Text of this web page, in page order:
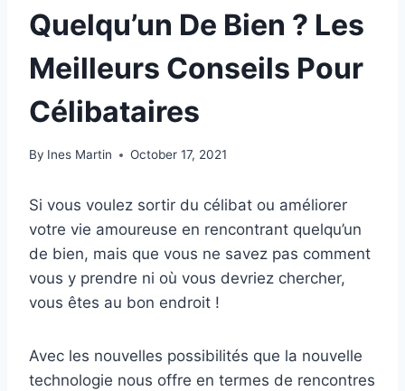
Quelqu’un De Bien ? Les
Meilleurs Conseils Pour
Célibataires
By Ines Martin October 17, 2021
Si vous voulez sortir du célibat ou améliorer
votre vie amoureuse en rencontrant quelqu’un
de bien, mais que vous ne savez pas comment
vous y prendre ni où vous devriez chercher,
vous êtes au bon endroit !
Avec les nouvelles possibilités que la nouvelle
technologie nous offre en termes de rencontres